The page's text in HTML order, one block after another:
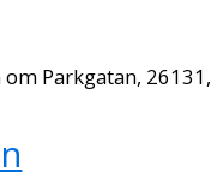
Parkgatan, 26131,